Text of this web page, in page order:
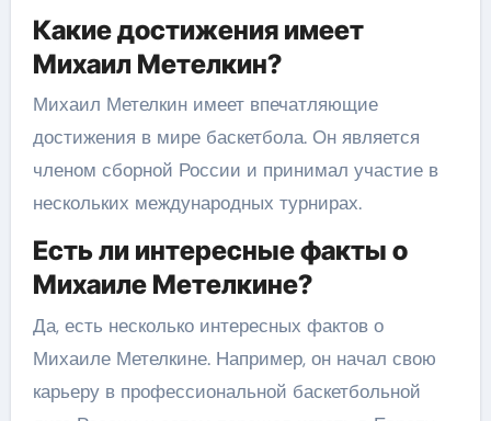
Какие достижения имеет
Михаил Метелкин?
Михаил Метелкин имеет впечатляющие
достижения в мире баскетбола. Он является
членом сборной России и принимал участие в
нескольких международных турнирах.
Есть ли интересные факты о
Михаиле Метелкине?
Да, есть несколько интересных фактов о
Михаиле Метелкине. Например, он начал свою
карьеру в профессиональной баскетбольной